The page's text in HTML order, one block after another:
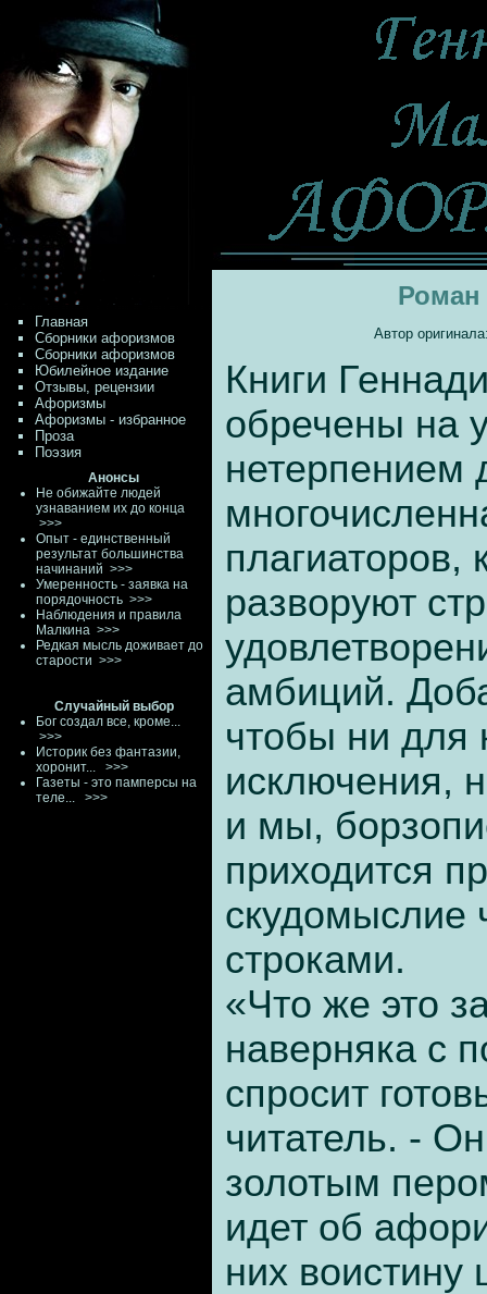
Главная
Сборники афоризмов
Сборники афоризмов
Юбилейное издание
Отзывы, рецензии
Афоризмы
Афоризмы - избранное
Проза
Поэзия
Анонсы
Не обижайте людей
узнаванием их до конца
>>>
Опыт - единственный
результат большинства
начинаний >>>
Умеренность - заявка на
порядочность >>>
Наблюдения и правила
Малкина >>>
Редкая мысль доживает до
старости >>>
Случайный выбор
Бог создал все, кроме...
>>>
Историк без фантазии,
хоронит...
>>>
Газеты - это памперсы на
теле...
>>>
Роман
Автор
Книги
обречены на
нетерпением
плагиаторов,
разворуют
амбиций.
чтобы ни для
исключения,
и мы,
приходится
строками.
«Что же это
наверняка с
спросит
читатель. -
золотым
идет об
них воистину